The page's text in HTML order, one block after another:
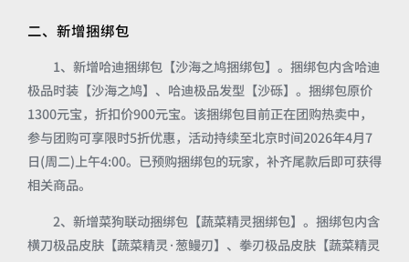
二、新增捆绑包
1、新增哈迪捆绑包【沙海之鸠捆绑包】。捆绑包内含哈迪
极品时装【沙海之鸠】、哈迪极品发型【沙砾】。捆绑包原价
1300元宝，折扣价900元宝。该捆绑包目前正在团购热卖中，
参与团购可享限时5折优惠，活动持续至北京时间2026年4月7
日(周二)上午4:00。已预购捆绑包的玩家，补齐尾款后即可获得
相关商品。
2、新增菜狗联动捆绑包【蔬菜精灵捆绑包】。捆绑包内含
横刀极品皮肤【蔬菜精灵·葱鳗刃】、拳刃极品皮肤【蔬菜精灵